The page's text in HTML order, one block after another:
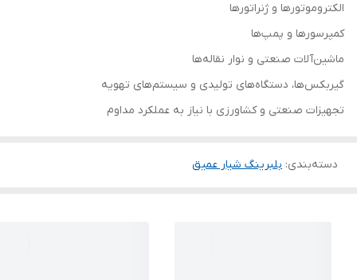
الکتروموتورها و ژنراتورها
کمپرسورها و پمپ‌ها
ماشین‌آلات صنعتی و نوار نقاله‌ها
گیربکس‌ها، دستگاه‌های تولیدی و سیستم‌های تهویه
تجهیزات صنعتی و کشاورزی با نیاز به عملکرد مداوم
دسته‌بندی: بلبرینگ شیار عمیق